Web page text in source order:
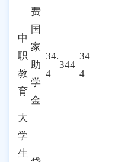
费
中
职
教
育
国
家
助
学
金
34.
4
344
34
4
大
学
生